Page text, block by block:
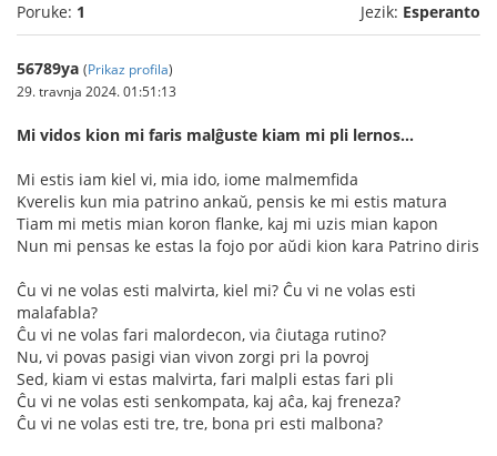
Poruke: 1 Jezik: Esperanto
56789ya (Prikaz profila)
29. travnja 2024. 01:51:13
Mi vidos kion mi faris malĝuste kiam mi pli lernos...
Mi estis iam kiel vi, mia ido, iome malmemfida
Kverelis kun mia patrino ankaŭ, pensis ke mi estis matura
Tiam mi metis mian koron flanke, kaj mi uzis mian kapon
Nun mi pensas ke estas la fojo por aŭdi kion kara Patrino diris
Ĉu vi ne volas esti malvirta, kiel mi? Ĉu vi ne volas esti
malafabla?
Ĉu vi ne volas fari malordecon, via ĉiutaga rutino?
Nu, vi povas pasigi vian vivon zorgi pri la povroj
Sed, kiam vi estas malvirta, fari malpli estas fari pli
Ĉu vi ne volas esti senkompata, kaj aĉa, kaj freneza?
Ĉu vi ne volas esti tre, tre, bona pri esti malbona?